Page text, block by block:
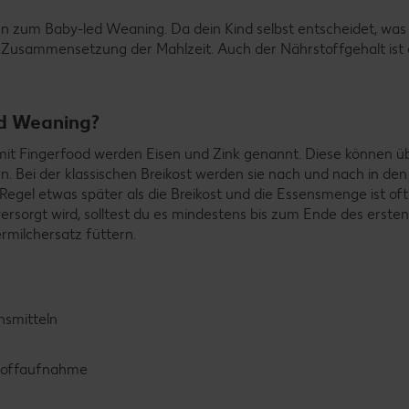
Baby-led Weaning. Da dein Kind selbst entscheidet,
der Mahlzeit. Auch der Nährstoffgehalt ist
Weaning?
Fingerfood werden Eisen und Zink genannt. Diese können
der klassischen Breikost werden sie nach und nach in
etwas später als die Breikost und die Essensmenge ist
wird, solltest du es mindestens bis zum Ende des ersten
füttern.